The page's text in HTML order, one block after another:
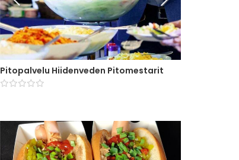
Pitopalvelu Hiidenveden Pitomestarit